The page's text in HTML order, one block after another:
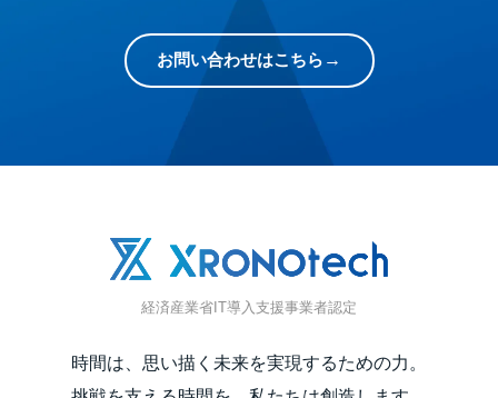
お問い合わせはこちら
経済産業省IT導入支援事業者認定
時間は、思い描く未来を実現するための力。